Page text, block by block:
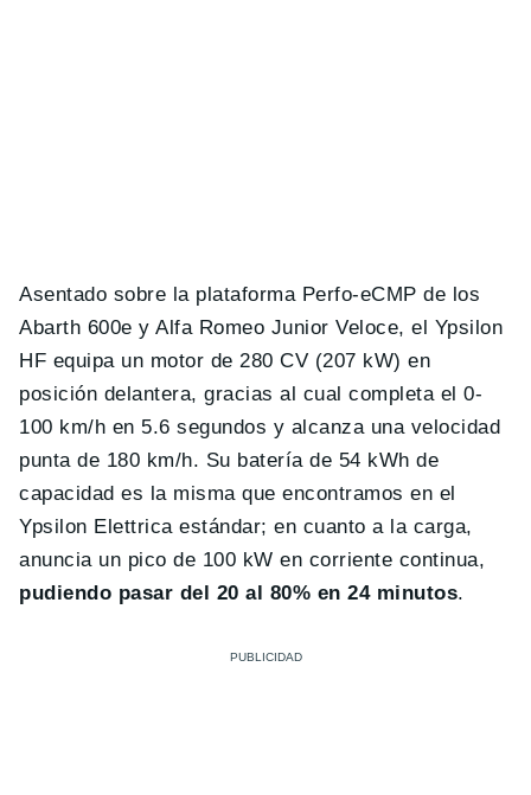
Asentado sobre la plataforma Perfo-eCMP de los
Abarth 600e y Alfa Romeo Junior Veloce, el Ypsilon
HF equipa un motor de 280 CV (207 kW) en
posición delantera, gracias al cual completa el 0-
100 km/h en 5.6 segundos y alcanza una velocidad
punta de 180 km/h. Su batería de 54 kWh de
capacidad es la misma que encontramos en el
Ypsilon Elettrica estándar; en cuanto a la carga,
anuncia un pico de 100 kW en corriente continua,
pudiendo pasar del 20 al 80% en 24 minutos.